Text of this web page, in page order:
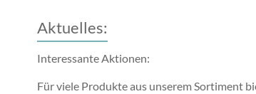
Aktuelles:
Interessante Aktionen:
Für viele Produkte aus unserem Sortiment